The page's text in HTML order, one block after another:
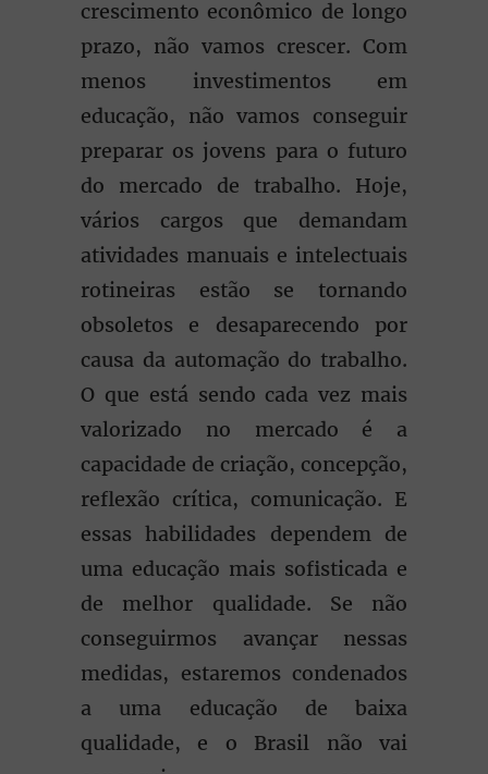
crescimento econômico de longo
prazo, não vamos crescer. Com
menos investimentos em
educação, não vamos conseguir
preparar os jovens para o futuro
do mercado de trabalho. Hoje,
vários cargos que demandam
atividades manuais e intelectuais
rotineiras estão se tornando
obsoletos e desaparecendo por
causa da automação do trabalho.
O que está sendo cada vez mais
valorizado no mercado é a
capacidade de criação, concepção,
reflexão crítica, comunicação. E
essas habilidades dependem de
uma educação mais sofisticada e
de melhor qualidade. Se não
conseguirmos avançar nessas
medidas, estaremos condenados
a uma educação de baixa
qualidade, e o Brasil não vai